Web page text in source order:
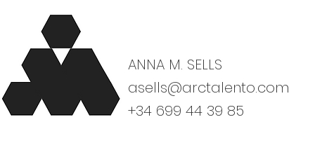
ANNA M. SELLS
asells@arctalento.com
+34 699 44 39 85